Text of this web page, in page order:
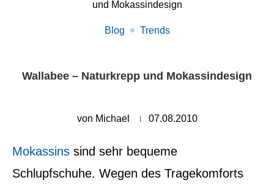
und Mokassindesign
Blog Trends
Wallabee – Naturkrepp und Mokassindesign
von Michael 07.08.2010
Mokassins sind sehr bequeme
Schlupfschuhe. Wegen des Tragekomforts